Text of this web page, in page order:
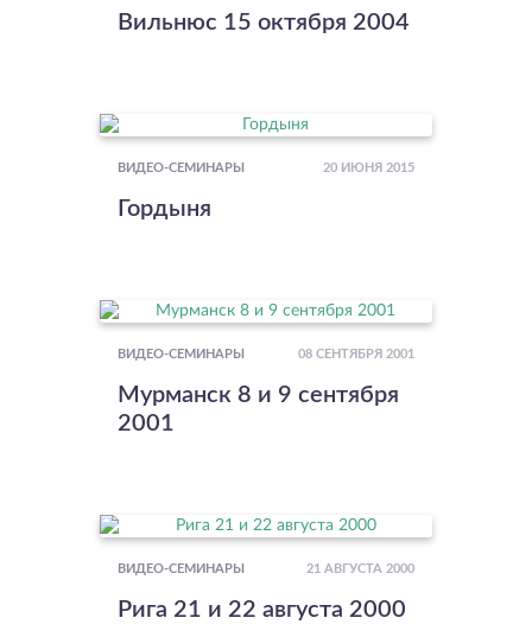
Вильнюс 15 октября 2004
ВИДЕО-СЕМИНАРЫ 20 ИЮНЯ 2015
Гордыня
ВИДЕО-СЕМИНАРЫ 08 СЕНТЯБРЯ 2001
Мурманск 8 и 9 сентября
2001
ВИДЕО-СЕМИНАРЫ 21 АВГУСТА 2000
Рига 21 и 22 августа 2000